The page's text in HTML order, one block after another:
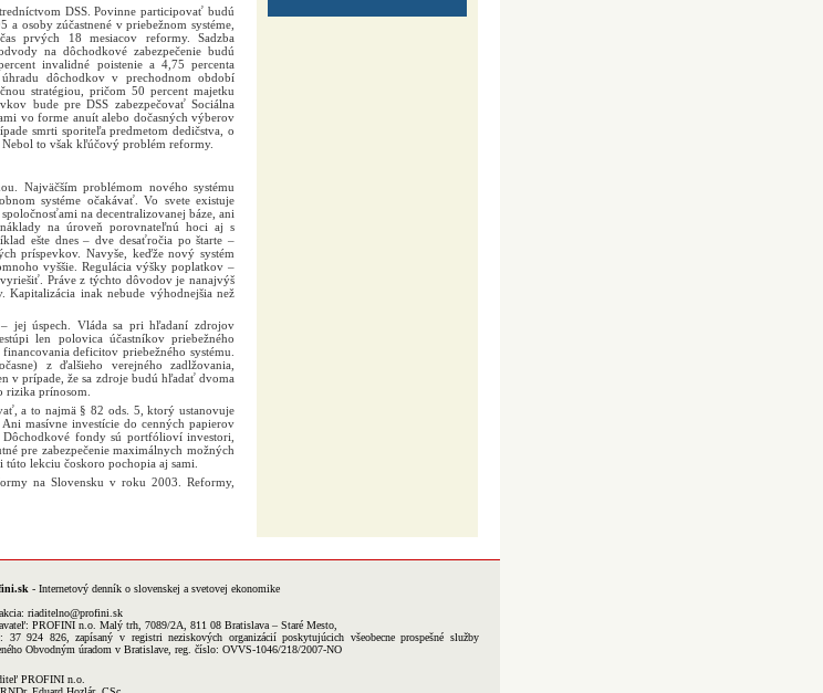
DSS. Povinne participovať budú
osoby zúčastnené v priebežnom systéme,
prvých 18 mesiacov reformy. Sadzba
na dôchodkové zabezpečenie budú
invalidné poistenie a 4,75 percenta
dôchodkov v prechodnom období
stratégiou, pričom 50 percent majetku
bude pre DSS zabezpečovať Sociálna
vo forme anuít alebo dočasných výberov
smrti sporiteľa predmetom dedičstva, o
to však kľúčový problém reformy.
Najväčším problémom nového systému
systéme očakávať. Vo svete existuje
na decentralizovanej báze, ani
na úroveň porovnateľnú hoci aj s
ešte dnes – dve desaťročia po štarte –
príspevkov. Navyše, keďže nový systém
vyššie. Regulácia výšky poplatkov –
Práve z týchto dôvodov je nanajvýš
inak nebude výhodnejšia než
jej úspech. Vláda sa pri hľadaní zdrojov
len polovica účastníkov priebežného
deficitov priebežného systému.
z ďalšieho verejného zadlžovania,
v prípade, že sa zdroje budú hľadať dvoma
rizika prínosom.
a to najmä § 82 ods. 5, ktorý ustanovuje
masívne investície do cenných papierov
fondy sú portfólioví investori,
pre zabezpečenie maximálnych možných
lekciu čoskoro pochopia aj sami.
na Slovensku v roku 2003. Reformy,
- Internetový denník o slovenskej a svetovej ekonomike
riaditelno@profini.sk
PROFINI n.o. Malý trh, 7089/2A, 811 08 Bratislava – Staré Mesto,
37 924 826, zapísaný v registri neziskových organizácií poskytujúcich všeobecne prospešné služby
Obvodným úradom v Bratislave, reg. číslo: OVVS-1046/218/2007-NO
PROFINI n.o.